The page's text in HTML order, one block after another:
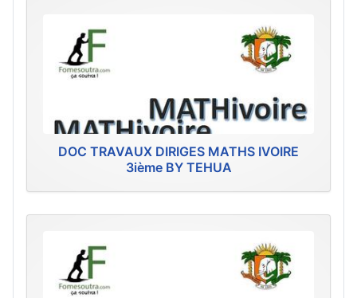
DOC TRAVAUX DIRIGES MATHS IVOIRE
3ième BY TEHUA